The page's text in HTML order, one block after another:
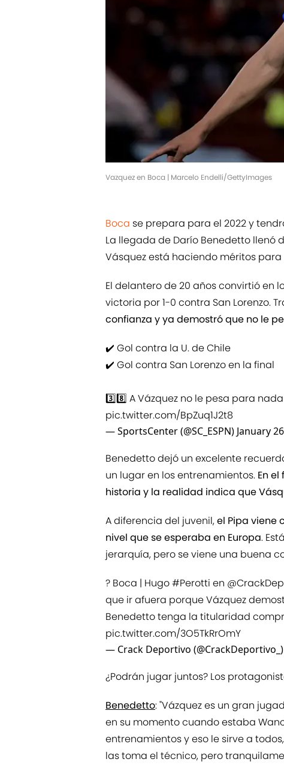
Vazquez en Boca | Marcelo Endelli/GettyImages
Boca se prepara para el 2022 y
La llegada de Darío Benedetto llenó
Vásquez está haciendo méritos
El delantero de 20 años convirtió en
victoria por 1-0 contra San Lorenzo.
confianza y ya demostró que no le
✔️ Gol contra la U. de Chile
✔️ Gol contra San Lorenzo en la final
3️⃣8️⃣ A Vázquez no le pesa para
pic.twitter.com/BpZuq1J2t8
— SportsCenter (@SC_ESPN) January
Benedetto dejó un excelente
un lugar en los entrenamientos. En
historia y la realidad indica que
A diferencia del juvenil,el Pipa viene
nivel que se esperaba en Europa.
jerarquía, pero se viene una buena
?️ Boca | Hugo#Perotti en
que ir afuera porque Vázquez
Benedetto tenga la titularidad
pic.twitter.com/3O5TkRrOmY
— Crack Deportivo (@CrackDeportivo_)
¿Podrán jugar juntos? Los
Benedetto: "Vázquez es un gran
en su momento cuando estaba
entrenamientos y eso le sirve a
las toma el técnico, pero